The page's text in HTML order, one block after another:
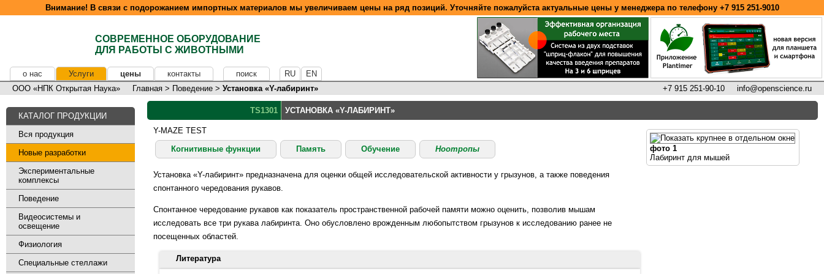
Внимание! В связи с подорожанием импортных материалов мы увеличиваем цены на ряд позиций. Уточняйте пожалуйста актуальные цены у менеджера по телефону +7 915 251-9010
СОВРЕМЕННОЕ ОБОРУДОВАНИЕ
ДЛЯ РАБОТЫ С ЖИВОТНЫМИ
о нас Услуги цены контакты поиск RU
EN
info@openscience.ru
+7 915 251-90-10
ООО «НПК Открытая Наука» Главная > Поведение > Установка «Y-лабиринт»
КАТАЛОГ ПРОДУКЦИИ
Вся продукция
Новые разработки
Экспериментальные
комплексы
Поведение
Видеосистемы и
освещение
Физиология
Специальные стеллажи
TS1301 УСТАНОВКА «Y-ЛАБИРИНТ»
Y-MAZE TEST
Когнитивные функции
Память Обучение Ноотропы
Установка «Y-лабиринт» предназначена для оценки общей исследовательской активности у грызунов, а также поведения
спонтанного чередования рукавов.
Спонтанное чередование рукавов как показатель пространственной рабочей памяти можно оценить, позволив мышам
исследовать все три рукава лабиринта. Оно обусловлено врожденным любопытством грызунов к исследованию ранее не
посещенных областей.
Литература
фото 1
Лабиринт для мышей